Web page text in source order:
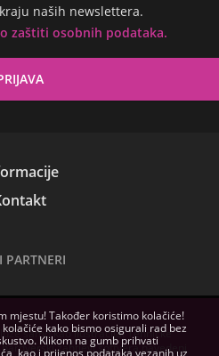
naših newslettera.
zaštiti osobnih podataka.
PARTNERI
samo kao ilustracija. Tehničke
zahtjevi softvera navedeni
mjestu! Također koristimo kolačiće!
kako bismo osigurali rad bez
Klikom na gumb prihvati
kao i prijenos podataka vezanih uz